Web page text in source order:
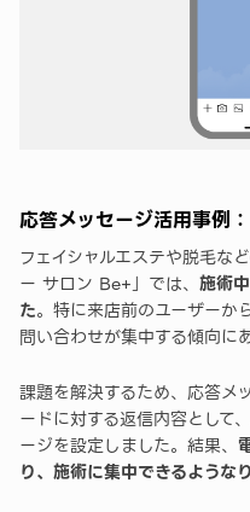
応答メッセージ活用事例
フェイシャルエステや脱毛な
ー サロン Be+」では、 施術
た。特に来店前のユーザーか
問い合わせが集中する傾向に
課題を解決するため、応答メ
ードに対する返信内容として
ージを設定しました。結果、
り、施術に集中できるような